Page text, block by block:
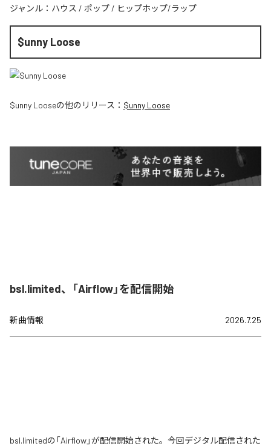
ジャンル： ハウス / ポップ / ヒップホップ/ラップ
$unny Loose
$unny Looseの他のリリース： $unny Loose
bsl.limited、「Airflow」を配信開始
新曲情報 2026.7.25
bsl.limitedの「Airflow」が配信開始された。今回デジタル配信された